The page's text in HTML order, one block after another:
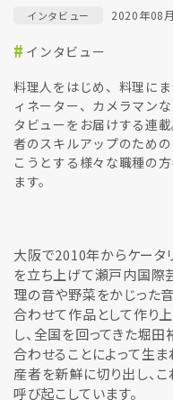
インタビュー 2020年08
インタビュー
料理人をはじめ、料理に
ィネーター、カメラマン
タビューをお届けする連
者のスキルアップのため
こうとする様々な職種の
ます。
大阪で2010年からケータ
を立ち上げて瀬戸内国際
理の音や野菜をかじった
合わせて作品として作り
し、全国を回ってきた堀
合わせることによって生
産者を新鮮に切り出し、
呼び起こしています。